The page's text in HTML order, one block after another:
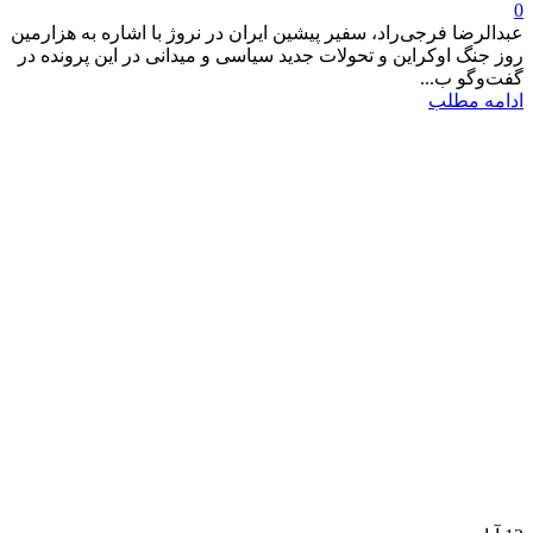
0
عبدالرضا فرجی‌راد، سفیر پیشین ایران در نروژ با اشاره به هزارمین
روز جنگ اوکراین و تحولات جدید سیاسی و میدانی در این پرونده در
گفت‌وگو ب...
ادامه مطلب